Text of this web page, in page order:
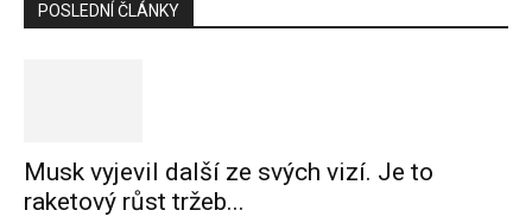
POSLEDNÍ ČLÁNKY
Musk vyjevil další ze svých vizí. Je to
raketový růst tržeb...